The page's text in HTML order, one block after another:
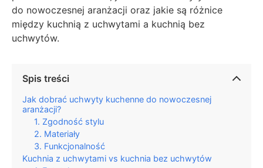
do nowoczesnej aranżacji oraz jakie są różnice
między kuchnią z uchwytami a kuchnią bez
uchwytów.
Spis treści
Jak dobrać uchwyty kuchenne do nowoczesnej
aranżacji?
1. Zgodność stylu
2. Materiały
3. Funkcjonalność
Kuchnia z uchwytami vs kuchnia bez uchwytów